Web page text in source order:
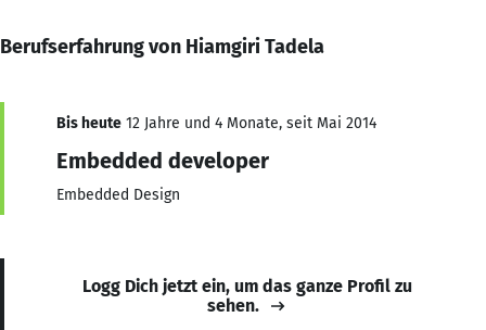
Berufserfahrung von Hiamgiri Tadela
Bis heute 12 Jahre und 4 Monate, seit Mai 2014
Embedded developer
Embedded Design
Logg Dich jetzt ein, um das ganze Profil zu
sehen.